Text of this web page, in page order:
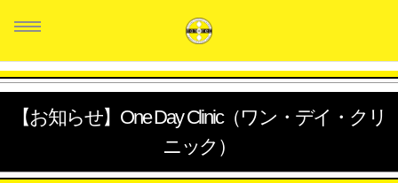
【お知らせ】One Day Clinic（ワン・デイ・クリ
ニック）